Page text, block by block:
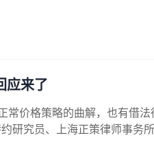
应来了
常价格策略的曲解，也有借
研究员、上海正策律师事务